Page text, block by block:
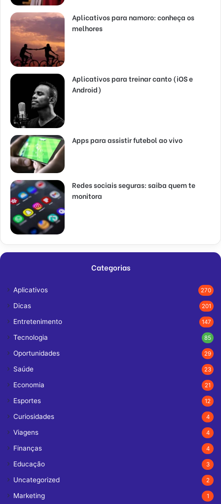
Aplicativos para namoro: conheça os
melhores
Aplicativos para treinar canto (iOS e
Android)
Apps para assistir futebol ao vivo
Redes sociais seguras: saiba quem te
monitora
Categorias
Aplicativos 270
Dicas 201
Entretenimento 147
Tecnologia 85
Oportunidades 29
Saúde 23
Economia 21
Esportes 12
Curiosidades 4
Viagens 4
Finanças 4
Educação 3
Uncategorized 2
Marketing 1